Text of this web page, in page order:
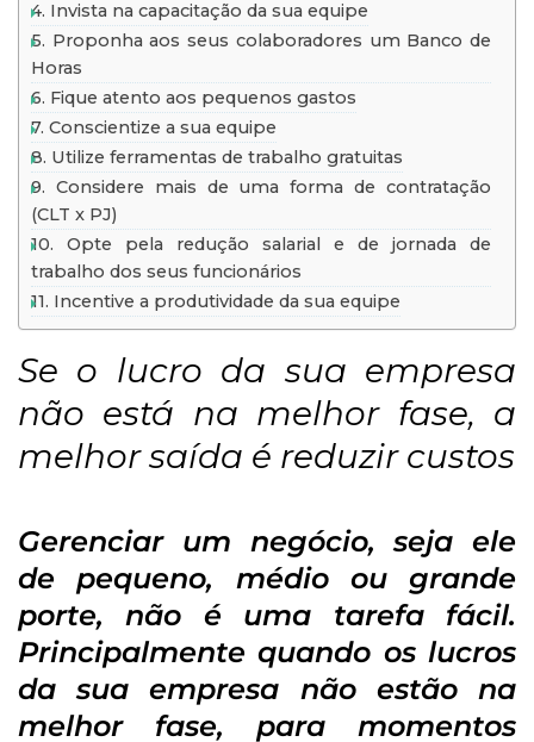
4. Invista na capacitação da sua equipe
5. Proponha aos seus colaboradores um Banco de
Horas
6. Fique atento aos pequenos gastos
7. Conscientize a sua equipe
8. Utilize ferramentas de trabalho gratuitas
9. Considere mais de uma forma de contratação
(CLT x PJ)
10. Opte pela redução salarial e de jornada de
trabalho dos seus funcionários
11. Incentive a produtividade da sua equipe
Se o lucro da sua empresa
não está na melhor fase, a
melhor saída é reduzir custos
Gerenciar um negócio, seja ele
de pequeno, médio ou grande
porte, não é uma tarefa fácil.
Principalmente quando os lucros
da sua empresa não estão na
melhor fase, para momentos